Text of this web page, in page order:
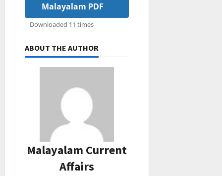
Malayalam PDF
Downloaded 11 times
ABOUT THE AUTHOR
Malayalam Current
Affairs